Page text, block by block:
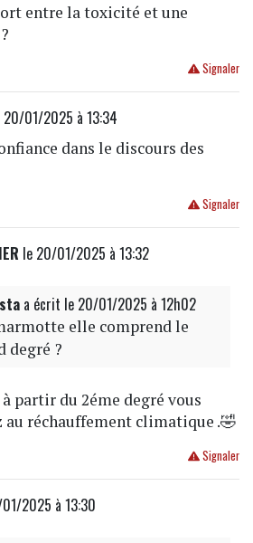
entre la toxicité et une
Signaler
01/2025 à 13:34
dans le discours des
Signaler
le 20/01/2025 à 13:32
a écrit le 20/01/2025 à 12h02
elle comprend le
degré ?
partir du 2éme degré vous
réchauffement climatique .🤣
Signaler
2025 à 13:30